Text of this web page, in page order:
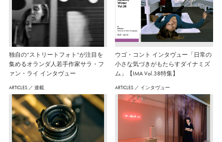
独自の“ストリートフォト”が注目を
集めるオランダ人若手作家サラ・フ
ァン・ライ インタヴュー
ウゴ・コント インタヴュー「日常の
小さな気づきがもたらすダイナミズ
ム」【IMA Vol.38特集】
ARTICLES ／ 連載 ARTICLES ／ インタヴュー